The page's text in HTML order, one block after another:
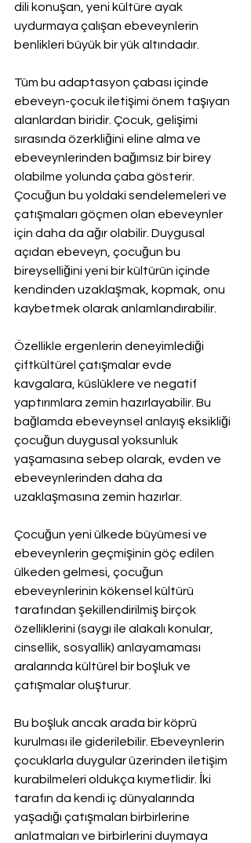
dili konuşan, yeni kültüre ayak
uydurmaya çalışan ebeveynlerin
benlikleri büyük bir yük altındadır.
Tüm bu adaptasyon çabası içinde
ebeveyn-çocuk iletişimi önem taşıyan
alanlardan biridir. Çocuk, gelişimi
sırasında özerkliğini eline alma ve
ebeveynlerinden bağımsız bir birey
olabilme yolunda çaba gösterir.
Çocuğun bu yoldaki sendelemeleri ve
çatışmaları göçmen olan ebeveynler
için daha da ağır olabilir. Duygusal
açıdan ebeveyn, çocuğun bu
bireyselliğini yeni bir kültürün içinde
kendinden uzaklaşmak, kopmak, onu
kaybetmek olarak anlamlandırabilir.
Özellikle ergenlerin deneyimlediği
çiftkültürel çatışmalar evde
kavgalara, küslüklere ve negatif
yaptırımlara zemin hazırlayabilir. Bu
bağlamda ebeveynsel anlayış eksikliği
çocuğun duygusal yoksunluk
yaşamasına sebep olarak, evden ve
ebeveynlerinden daha da
uzaklaşmasına zemin hazırlar.
Çocuğun yeni ülkede büyümesi ve
ebeveynlerin geçmişinin göç edilen
ülkeden gelmesi, çocuğun
ebeveynlerinin kökensel kültürü
tarafından şekillendirilmiş birçok
özelliklerini (saygı ile alakalı konular,
cinsellik, sosyallik) anlayamaması
aralarında kültürel bir boşluk ve
çatışmalar oluşturur.
Bu boşluk ancak arada bir köprü
kurulması ile giderilebilir. Ebeveynlerin
çocuklarla duygular üzerinden iletişim
kurabilmeleri oldukça kıymetlidir. İki
tarafın da kendi iç dünyalarında
yaşadığı çatışmaları birbirlerine
anlatmaları ve birbirlerini duymaya